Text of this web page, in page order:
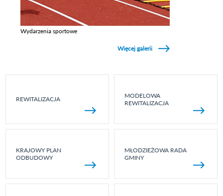
Wydarzenia sportowe
Więcej galerii
REWITALIZACJA
MODELOWA
REWITALIZACJA
KRAJOWY PLAN
ODBUDOWY
MŁODZIEŻOWA RADA
GMINY